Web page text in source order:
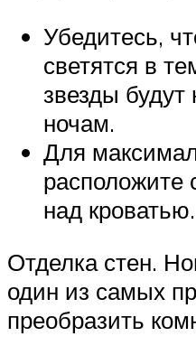
Убедитесь,
светятся в
звезды
ночам.
Для
расположите
над кроватью.
Отделка стен.
один из самых
преобразить